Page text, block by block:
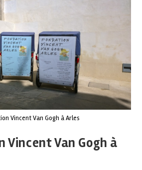
Vincent Van Gogh à Arles
Vincent Van Gogh à